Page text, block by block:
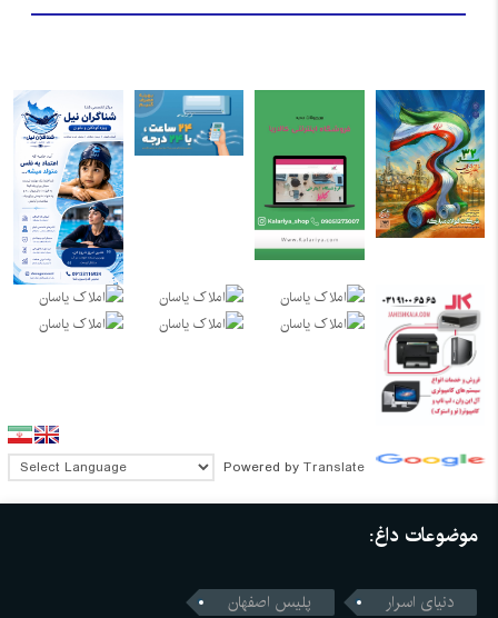
Powered by Translate
موضوعات داغ:
دنیای اسرار
پلیس اصفهان